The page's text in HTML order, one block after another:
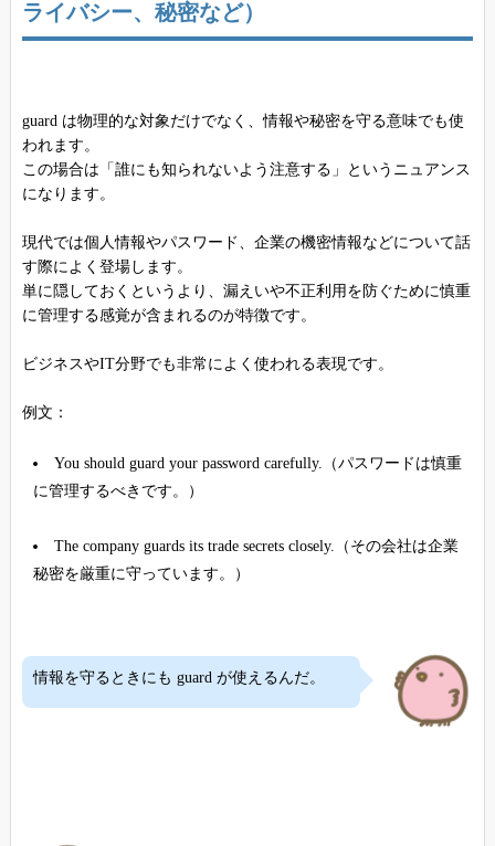
ライバシー、秘密など）
guard は物理的な対象だけでなく、情報や秘密を守る意味でも使
われます。
この場合は「誰にも知られないよう注意する」というニュアンス
になります。
現代では個人情報やパスワード、企業の機密情報などについて話
す際によく登場します。
単に隠しておくというより、漏えいや不正利用を防ぐために慎重
に管理する感覚が含まれるのが特徴です。
ビジネスやIT分野でも非常によく使われる表現です。
例文：
You should guard your password carefully.（パスワードは慎重
に管理するべきです。）
The company guards its trade secrets closely.（その会社は企業
秘密を厳重に守っています。）
情報を守るときにも guard が使えるんだ。